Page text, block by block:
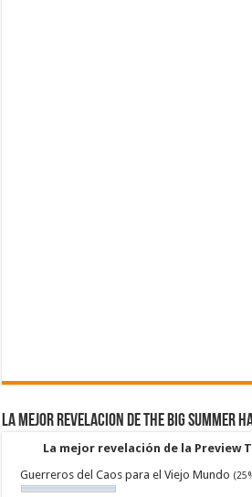
La mejor revelacion de The Big Summer
La mejor revelación de la Preview
Guerreros del Caos para el Viejo Mundo